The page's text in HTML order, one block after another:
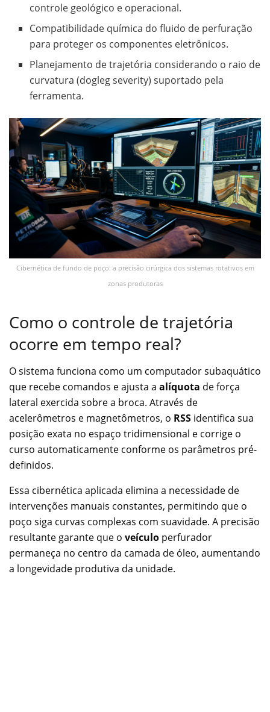
controle geológico e operacional.
Compatibilidade química do fluido de perfuração
para proteger os componentes eletrônicos.
Planejamento de trajetória considerando o raio de
curvatura (dogleg severity) suportado pela
ferramenta.
Cibernética de fundo de poço: a precisão cirúrgica dos sistemas rotativos em
zonas produtoras
Como o controle de trajetória
ocorre em tempo real?
O sistema funciona como um computador subaquático
que recebe comandos e ajusta a alíquota de força
lateral exercida sobre a broca. Através de
acelerômetros e magnetômetros, o RSS identifica sua
posição exata no espaço tridimensional e corrige o
curso automaticamente conforme os parâmetros pré-
definidos.
Essa cibernética aplicada elimina a necessidade de
intervenções manuais constantes, permitindo que o
poço siga curvas complexas com suavidade. A precisão
resultante garante que o veículo perfurador
permaneça no centro da camada de óleo, aumentando
a longevidade produtiva da unidade.